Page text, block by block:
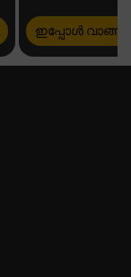
ഇപ്പോൾ